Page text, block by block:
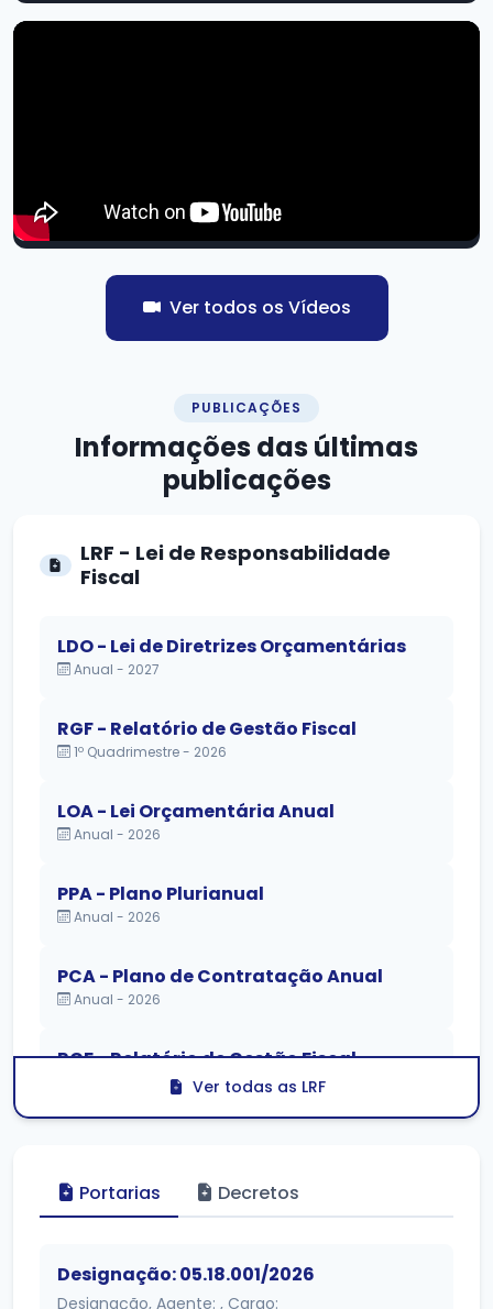
Ver todos os Vídeos
PUBLICAÇÕES
Informações dasúltimas
publicações
LRF - Lei de Responsabilidade
Fiscal
LDO - Lei de Diretrizes Orçamentárias
Anual - 2027
RGF - Relatório de Gestão Fiscal
1º Quadrimestre - 2026
LOA - Lei Orçamentária Anual
Anual - 2026
PPA - Plano Plurianual
Anual - 2026
PCA - Plano de Contratação Anual
Anual - 2026
RGF - Relatório de Gestão Fiscal
3º Quadrimestre - 2025Ver todas as LRF
Portarias Decretos
Designação: 05.18.001/2026
Designação, Agente: , Cargo: